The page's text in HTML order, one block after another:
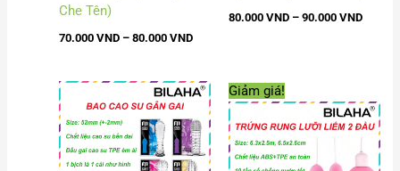
Che Tên)
70.000VND – 80.000VND
80.000 VND – 90.000 VND
Khoảng
giá:
từ
22.000 VND
đến
26.000 VND
Giảm giá!
gốc
195.000 VND.
hiện
tại
là: